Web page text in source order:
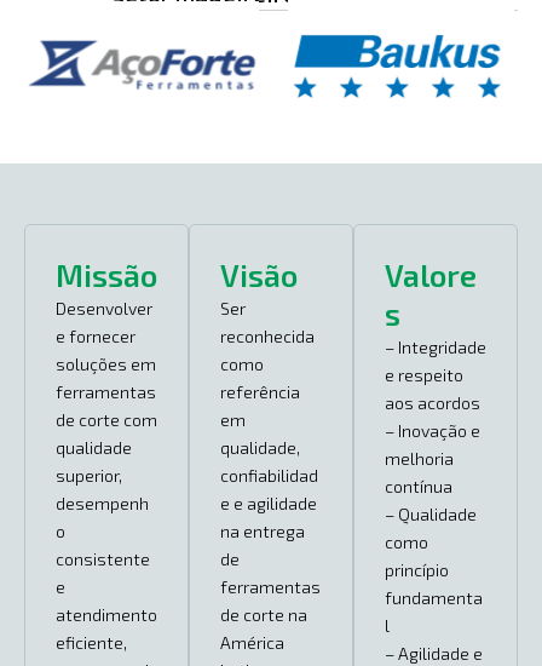
o
Missão
Desenvolver
e fornecer
soluções em
ferramentas
de corte com
qualidade
superior,
desempenh
o
consistente
e
atendimento
eficiente,
Visão
Ser
reconhecida
como
referência
em
qualidade,
confiabilidad
e e agilidade
na entrega
de
ferramentas
de corte na
América
Valore
s
– Integridade
e respeito
aos acordos
– Inovação e
melhoria
contínua
– Qualidade
como
princípio
fundamenta
l
– Agilidade e